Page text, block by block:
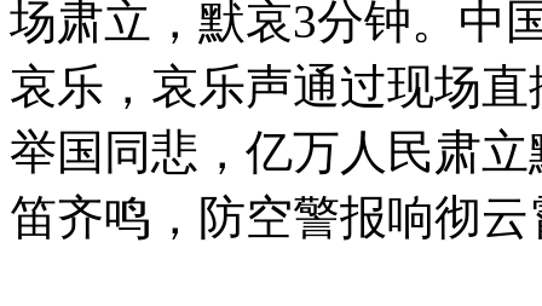
场肃立，默哀3分钟。中
哀乐，哀乐声通过现场
举国同悲，亿万人民肃
笛齐鸣，防空警报响彻云